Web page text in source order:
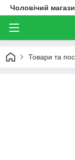
Чоловічий
Товари та